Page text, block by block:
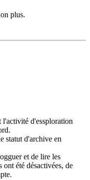
plus.
l'activité d'essploration
statut d'archive en
et de lire les
ont été désactivées, de